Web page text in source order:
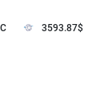
3593.87$